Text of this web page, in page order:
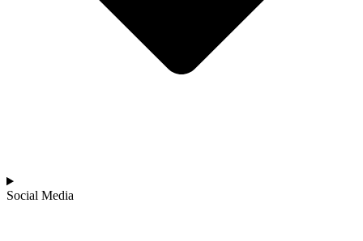
Social Media